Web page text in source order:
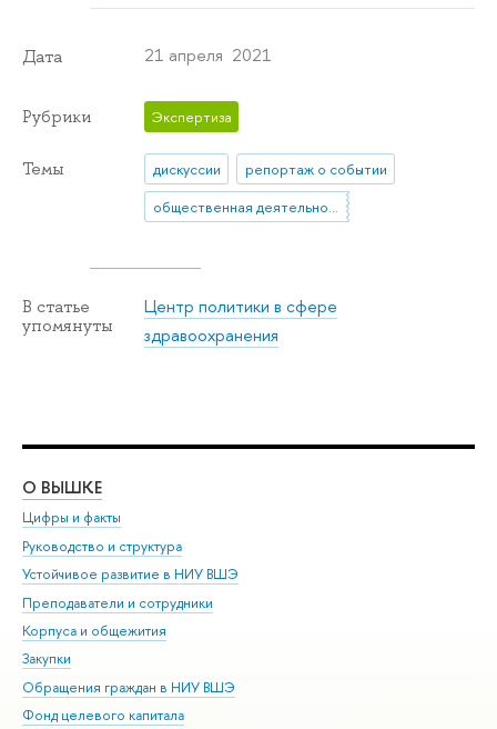
Дата 21 апреля 2021
Рубрики Экспертиза
Темы дискуссии
репортаж о событии
общественная деятельность
В статье
упомянуты
Центр политики в сфере
здравоохранения
О ВЫШКЕ
Цифры и факты
Руководство и структура
Устойчивое развитие в НИУ ВШЭ
Преподаватели и сотрудники
Корпуса и общежития
Закупки
Обращения граждан в НИУ ВШЭ
Фонд целевого капитала